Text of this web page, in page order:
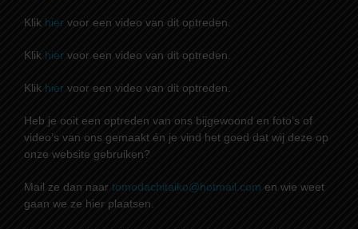
Klik hier voor een video van dit optreden.
Klik hier voor een video van dit optreden.
Klik hier voor een video van dit optreden.
Heb je ooit een optreden van ons bijgewoond en foto’s of
video’s van ons gemaakt én je vind het goed dat wij deze op
onze website gebruiken?
Mail ze dan naar tomodachitaiko@hotmail.com en wie weet
gaan we ze hier plaatsen.